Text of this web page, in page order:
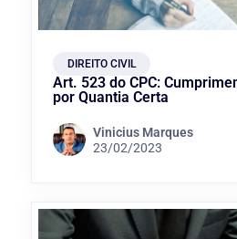
DIREITO CIVIL
Art. 523 do CPC:
por Quantia Certa
Vinicius Marques
23/02/2023